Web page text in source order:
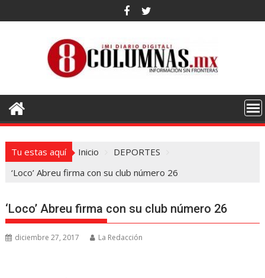
al
Tu estas aquí Inicio
DEPORTES
‘Loco’ Abreu firma con su club número 26
‘Loco’ Abreu firma con su club número 26
diciembre 27, 2017 La Redacción